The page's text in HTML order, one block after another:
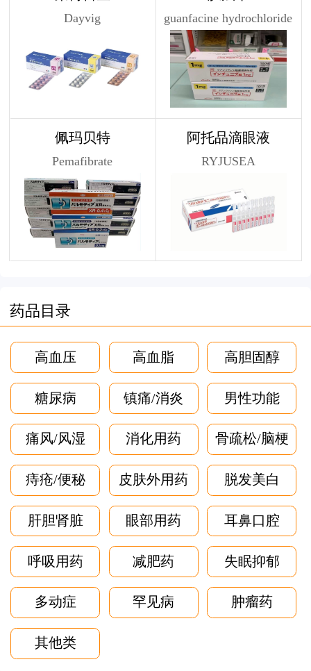
Dayvig guanfacine hydrochloride
佩玛贝特
Pemafibrate
阿托品滴眼液
RYJUSEA
药品目录
高血压 高血脂 高胆固醇
糖尿病 镇痛/消炎 男性功能
痛风/风湿 消化用药 骨疏松/脑梗
痔疮/便秘 皮肤外用药 脱发美白
肝胆肾脏 眼部用药 耳鼻口腔
呼吸用药 减肥药 失眠抑郁
多动症 罕见病 肿瘤药
其他类